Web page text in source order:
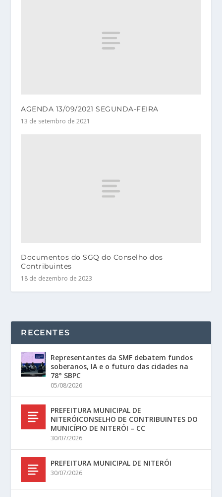
AGENDA 13/09/2021 SEGUNDA-FEIRA
13 de setembro de 2021
Documentos do SGQ do Conselho dos
Contribuintes
18 de dezembro de 2023
RECENTES
Representantes da SMF debatem fundos
soberanos, IA e o futuro das cidades na
78° SBPC
05/08/2026
PREFEITURA MUNICIPAL DE
NITERÓICONSELHO DE CONTRIBUINTES DO
MUNICÍPIO DE NITERÓI – CC
30/07/2026
PREFEITURA MUNICIPAL DE NITERÓI
30/07/2026